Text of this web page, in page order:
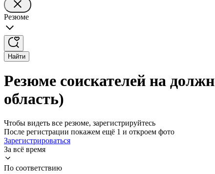
Резюме
Найти
Резюме соискателей на
область)
Чтобы видеть все резюме, зарегистрируйтесь
После регистрации покажем ещё 1 и откроем фото
Зарегистрироваться
За всё время
По соответствию